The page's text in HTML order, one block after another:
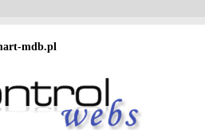
mdb.pl